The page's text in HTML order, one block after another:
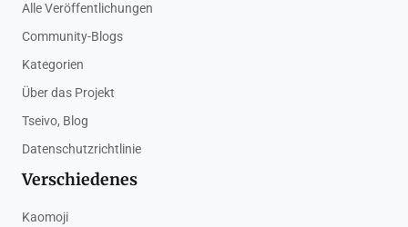
Alle Veröffentlichungen
Community-Blogs
Kategorien
Über das Projekt
Tseivo, Blog
Datenschutzrichtlinie
Verschiedenes
Kaomoji